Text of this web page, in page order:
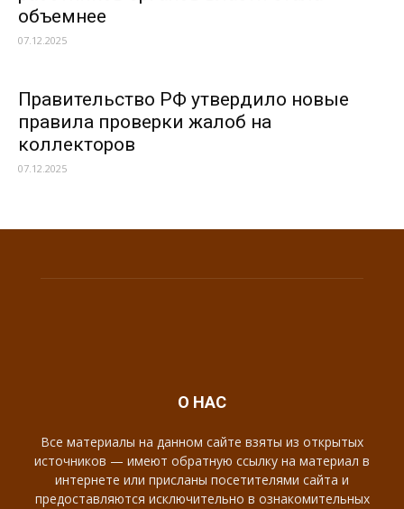
объемнее
07.12.2025
Правительство РФ утвердило новые
правила проверки жалоб на
коллекторов
07.12.2025
О НАС
Все материалы на данном сайте взяты из открытых
источников — имеют обратную ссылку на материал в
интернете или присланы посетителями сайта и
предоставляются исключительно в ознакомительных